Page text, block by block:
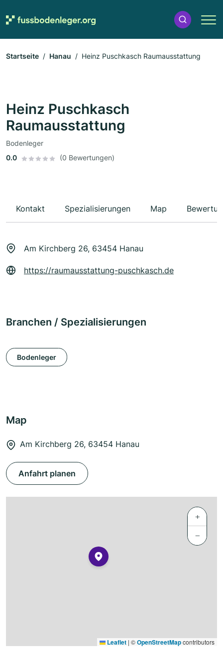
Startseite Hanau Heinz Puschkasch Raumausstattung
Heinz Puschkasch
Raumausstattung
Bodenleger
0.0
(0 Bewertungen)
Kontakt Spezialisierungen Map
Am Kirchberg 26, 63454 Hanau
https://raumausstattung-puschkasch.de
Branchen / Spezialisierungen
Bodenleger
Map
Am Kirchberg 26, 63454 Hanau
Anfahrt planen
+
−
Leaflet | ©OpenStreetMapcontributors